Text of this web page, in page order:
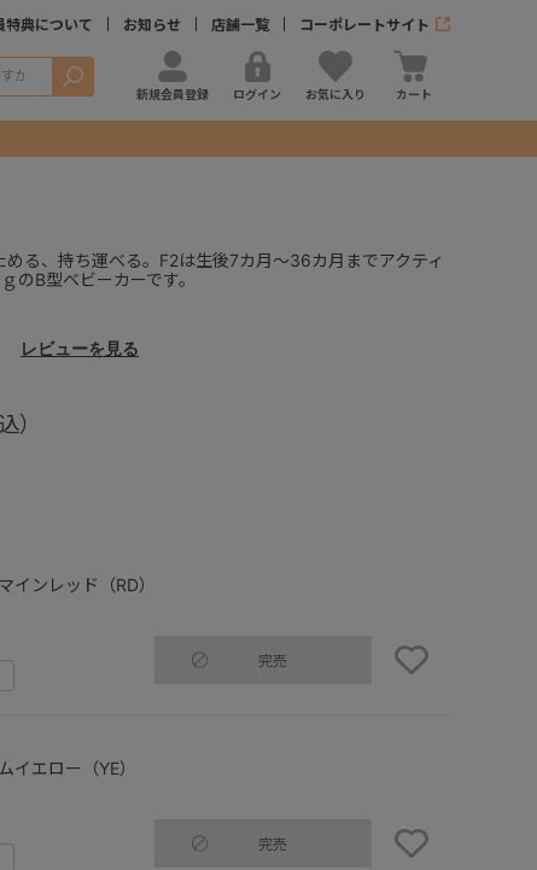
特典について お知らせ 店舗一覧 コーポレートサイト
検索
新規会員登録 ログイン お気に入り カート
める、持ち運べる。F2は生後7カ月～36カ月までアクティ
のB型ベビーカーです。
レビューを見る
インレッド（RD）
完売
イエロー（YE）
完売